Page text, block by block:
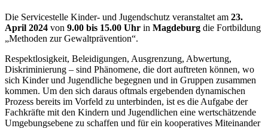
Die Servicestelle Kinder- und Jugendschutz veranstaltet am 23.
April 2024 von 9.00 bis 15.00 Uhr in Magdeburg die Fortbildung
„Methoden zur Gewaltprävention“.
Respektlosigkeit, Beleidigungen, Ausgrenzung, Abwertung,
Diskriminierung – sind Phänomene, die dort auftreten können, wo
sich Kinder und Jugendliche begegnen und in Gruppen zusammen
kommen. Um den sich daraus oftmals ergebenden dynamischen
Prozess bereits im Vorfeld zu unterbinden, ist es die Aufgabe der
Fachkräfte mit den Kindern und Jugendlichen eine wertschätzende
Umgebungsebene zu schaffen und für ein kooperatives Miteinander